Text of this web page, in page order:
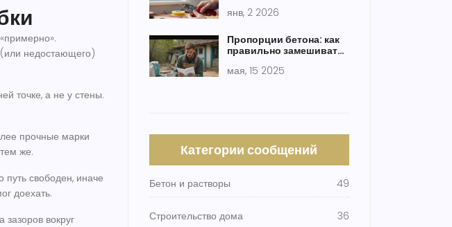
(или недостающего)
точке, а не у стены.
прочные марки
же.
путь свободен, иначе
доехать.
вокруг
виды используются на
янв, 2 2026
Пропорции бетона: как
правильно замешивать
мая, 15 2025
Категории сообщений
Бетон и растворы 49
Строительство дома 36